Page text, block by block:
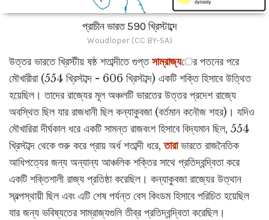
প্রাচীন ভারত 590 খ্রিস্টাব্দে
Woudloper (CC BY-SA)
উত্তর ভারতে খ্রিস্টীয় ষষ্ঠ শতাব্দীতে গুপ্তসাম্রাজ্যের পতনের পরে
মৌখারীরা (554 খ্রিস্টাব্দ - 606 খ্রিস্টাব্দ) একটি শক্তি হিসাবে উত্থিত
হয়েছিল। তাদের রাজ্যের মূল অঞ্চলটি ভারতের উত্তর প্রদেশ রাজ্যে
অবস্থিত ছিল যার রাজধানী ছিল কন্যাকুবজা (বর্তমান কনৌজ শহর)। যদিও
মৌখারিরা দীর্ঘকাল ধরে একটি সামন্ত রাজবংশ হিসাবে বিদ্যমান ছিল, 554
খ্রিস্টাব্দ থেকে শুরু করে প্রায় অর্ধ শতাব্দী ধরে,তারাভারতে রাজনৈতিক
আধিপত্যের জন্য অন্যান্য আঞ্চলিক শক্তির সাথে প্রতিদ্বন্দ্বিতা করে
একটি শক্তিশালী রাজ্য প্রতিষ্ঠা করেছিল। কন্যাকুবজা রাজ্যের উত্থান
স্বল্পস্থায়ী ছিল এবং এটি শেষ পর্যন্ত বেস কিংডম হিসাবে পরিচিত হয়েছিল
যার জন্য ভবিষ্যতের সাম্রাজ্যগুলি তীব্র প্রতিদ্বন্দ্বিতা করেছিল।